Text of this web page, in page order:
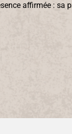
affirmée : sa